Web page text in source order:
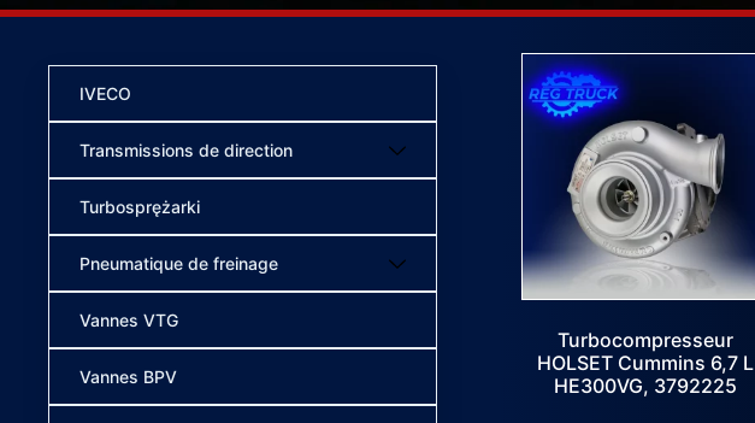
IVECO
Transmissions de direction
Turbosprężarki
Pneumatique de freinage
Vannes VTG
Vannes BPV
Turbocompresseur
HOLSET Cummins 6,7 L
HE300VG, 3792225